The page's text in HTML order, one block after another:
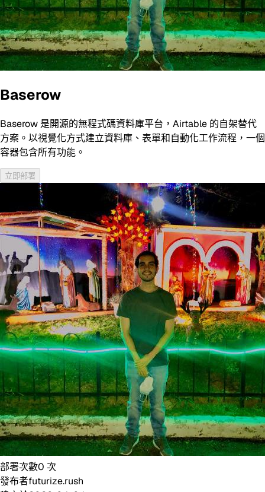
Baserow
Baserow 是開源的無程式碼資料庫平台，Airtable 的自架替代
方案。以視覺化方式建立資料庫、表單和自動化工作流程，一個
容器包含所有功能。
立即部署
部署次數0 次
發布者futurize.rush